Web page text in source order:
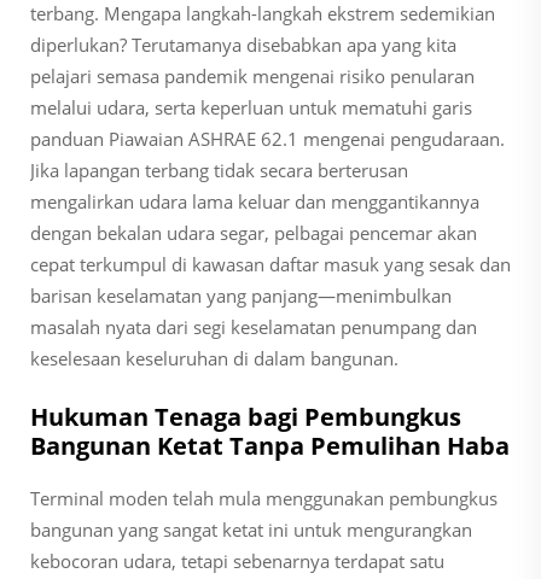
terbang. Mengapa langkah-langkah ekstrem sedemikian
diperlukan? Terutamanya disebabkan apa yang kita
pelajari semasa pandemik mengenai risiko penularan
melalui udara, serta keperluan untuk mematuhi garis
panduan Piawaian ASHRAE 62.1 mengenai pengudaraan.
Jika lapangan terbang tidak secara berterusan
mengalirkan udara lama keluar dan menggantikannya
dengan bekalan udara segar, pelbagai pencemar akan
cepat terkumpul di kawasan daftar masuk yang sesak dan
barisan keselamatan yang panjang—menimbulkan
masalah nyata dari segi keselamatan penumpang dan
keselesaan keseluruhan di dalam bangunan.
Hukuman Tenaga bagi Pembungkus
Bangunan Ketat Tanpa Pemulihan Haba
Terminal moden telah mula menggunakan pembungkus
bangunan yang sangat ketat ini untuk mengurangkan
kebocoran udara, tetapi sebenarnya terdapat satu